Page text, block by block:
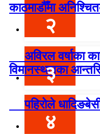
काठमाडौँमा
२
अविरल वर्षाका
विमानस्थलका
३
पहिरोले
४